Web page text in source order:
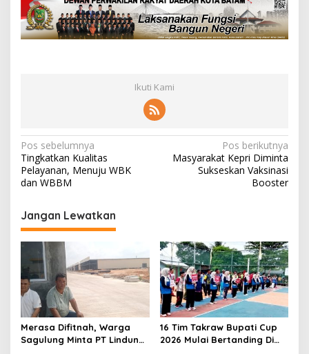
Ikuti Kami
N
a
v
i
g
a
s
i
p
o
s
Pos sebelumnya
Tingkatkan Kualitas
Pelayanan, Menuju WBK
dan WBBM
Pos berikutnya
Masyarakat Kepri Diminta
Sukseskan Vaksinasi
Booster
Jangan Lewatkan
Merasa Difitnah, Warga
Sagulung Minta PT Lindung
16 Tim Takraw Bupati Cup
2026 Mulai Bertanding Di